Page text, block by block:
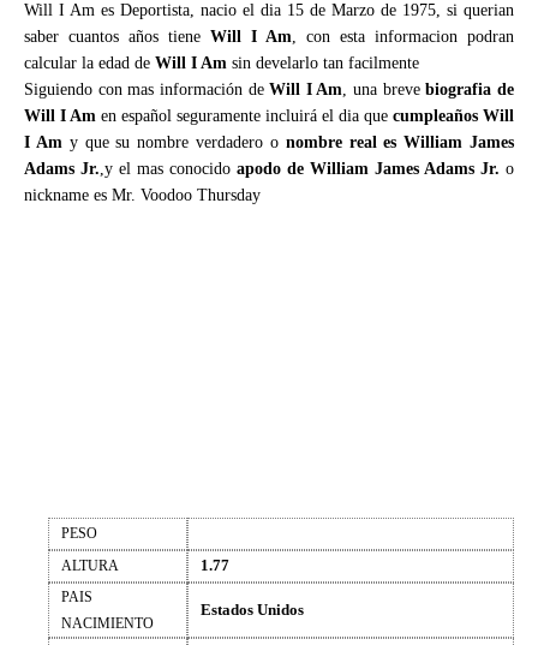
Will I Am es Deportista, nacio el dia 15 de Marzo de 1975, si querian
saber cuantos años tiene Will I Am, con esta informacion podran
calcular la edad de Will I Am sin develarlo tan facilmente
Siguiendo con mas información deWill I Am, una brevebiografia de
Will I Am en español seguramente incluirá el dia que cumpleaños Will
I Amy que su nombre verdadero o nombre real es William James
Adams Jr.,y el mas conocido apodo de William James Adams Jr. o
nickname es Mr. Voodoo Thursday
PESO
ALTURA
1.77
PAIS
NACIMIENTO
Estados Unidos